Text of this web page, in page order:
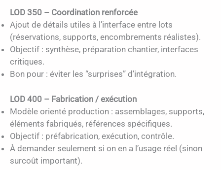
LOD 350 – Coordination renforcée
Ajout de détails utiles à l’interface entre lots
(réservations, supports, encombrements réalistes).
Objectif : synthèse, préparation chantier, interfaces
critiques.
Bon pour : éviter les “surprises” d’intégration.
LOD 400 – Fabrication / exécution
Modèle orienté production : assemblages, supports,
éléments fabriqués, références spécifiques.
Objectif : préfabrication, exécution, contrôle.
À demander seulement si on en a l’usage réel (sinon
surcoût important).